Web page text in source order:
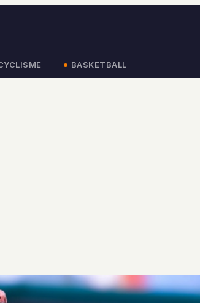
BASKETBALL